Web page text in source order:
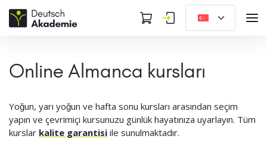
Online Almanca kursları
Yoğun, yarı yoğun ve hafta sonu kursları arasından seçim
yapın ve çevrimiçi kursunuzu günlük hayatınıza uyarlayın. Tüm
kurslar kalite garantisi ile sunulmaktadır.